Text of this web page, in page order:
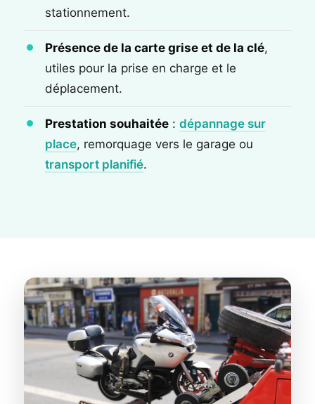
stationnement.
Présence de la carte grise et de la clé,
utiles pour la prise en charge et le
déplacement.
Prestation souhaitée : dépannage sur
place, remorquage vers le garage ou
transport planifié.